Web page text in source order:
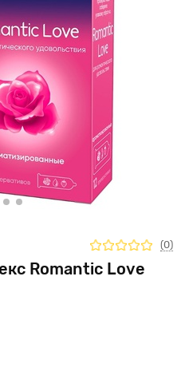
Romantic Love
(0)